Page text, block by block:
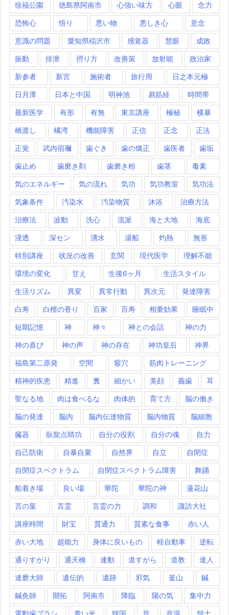
徐福公園 徳島県阿南市 心強い味方 心眼 念力
恐怖心 悟り 悪い物 悪しき心 意念
意識の問題 愛知県稲沢市 感覚器 慧眼 成敗
振動 排泄 摂り方 改善策 放射能 政治家
新参者 新宮 施術者 旅行用 日之本元極
日月潭 日本と中国 明神池 易筋経 時間帯
最新医学 有形 有無 東京講座 極秘 横暴
橋渡し 橘湾 機能障害 正信 正念 正法
正覚 武内宿禰 歯ぐき 歯の矯正 歯医者 歯垢
歯止め 歯磨き剤 歯磨き粉 歯茎 毒素
気のエネルギー 気の流れ 気功 気功教室 気功法
気象条件 汚染水 汚染物質 沐浴 治療方法
治療法 波動 洗心 流派 海と大地 海底
浸透 深セン 湧水 湯船 灼熱 無形
特別講座 状況の改善 玄関 現代医学 理解不能
環境の変化 甘え 生後6ヶ月 生活スタイル
生活リズム 異変 異常行動 異次元 発達障害
白寿 白檀の香り 百家 百寿 相乗効果 睡眠中
短期記憶 神 神々 神との会話 神の力
神の喜び 神の声 神の存在 神功皇后 神界
福島第二原発 空間 竅穴 筋肉トレーニング
精神的疾患 精進 糞 細かい 美顔 義歯 耳
聖なる地 肉は食べるな 肉体的 育て方 脳の働き
脳の発達 脳内 脳内伝達物質 脳内物質 脳細胞
臓器 臥龍点睛功 自分の役割 自分の魂 自力
自己防衛 自暴自棄 自然界 自立 自閉症
自閉症スペクトラム 自閉症スペクトラム障害 舞踊
船着き場 良い場 華陀 華陀の神 蓮花山
言の葉 言霊 言霊の力 調和 諏訪大社
講座時間 財宝 貫通力 質素な食事 赤い人
赤い大地 超能力 身体に良いもの 軽自動車 逆転
通りすがり 通天橋 連動 道すがら 道教 達人
達磨大師 遺伝的 遺跡 邪気 釜山 鍼
鍼灸師 開拓 阿南市 降臨 陽の気 集中力